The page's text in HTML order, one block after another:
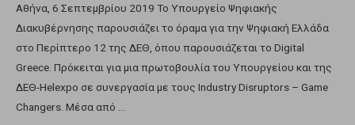
Αθήνα, 6 Σεπτεμβρίου 2019 Το Υπουργείο Ψηφιακής
Διακυβέρνησης παρουσιάζει το όραμα για την Ψηφιακή Ελλάδα
στο Περίπτερο 12 της ΔΕΘ, όπου παρουσιάζεται το Digital
Greece. Πρόκειται για μια πρωτοβουλία του Υπουργείου και της
ΔΕΘ-Helexpo σε συνεργασία με τους​ Industry Disruptors – Game
Changers​. Μέσα από …